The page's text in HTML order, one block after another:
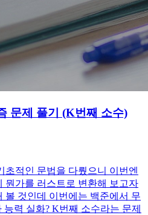
문제 풀기 (K번째 소수)
초적인 문법을 다뤘으니 이번엔
뭔가를 러스트로 변환해 보고자
볼 것인데 이번에는 백준에서 무
력 실화? K번째 소수라는 문제